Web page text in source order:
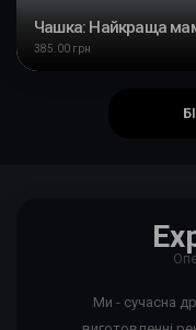
Чашка: Найкраща
385.00 грн
Ми - сучасна